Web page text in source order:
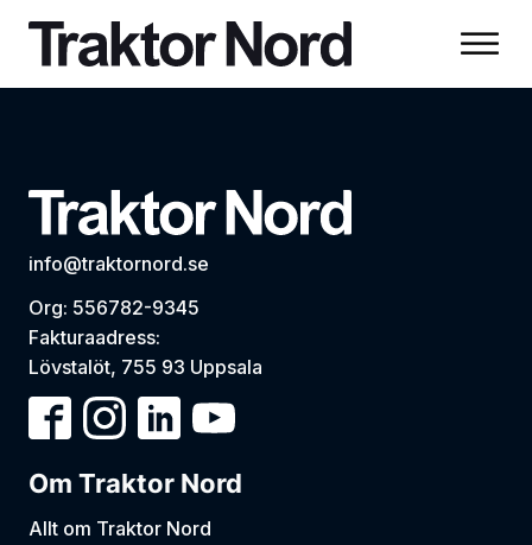
info@traktornord.se
Org: 556782-9345
Fakturaadress:
Lövstalöt, 755 93 Uppsala
Om Traktor Nord
Allt om Traktor Nord